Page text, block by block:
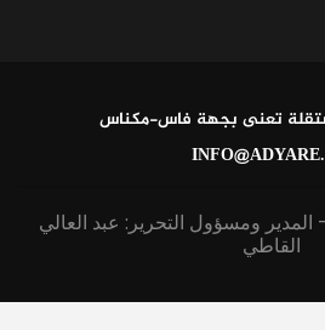
تعنى بجهة فاس-مكناس
ومسؤول التحرير: عبد العالي
القاطي